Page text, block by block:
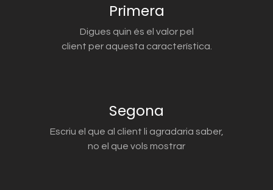
Primera
Digues quin és el valor pel
client per aquesta característica.
Segona
Escriu el que al client li agradaria saber,
no el que vols mostrar